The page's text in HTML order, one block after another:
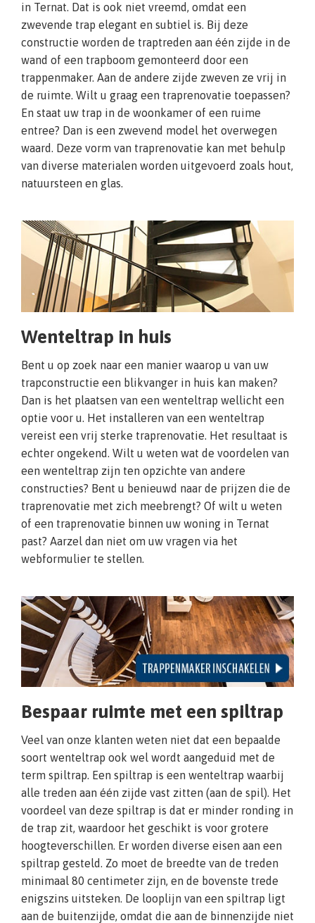
in Ternat. Dat is ook niet vreemd, omdat een
zwevende trap elegant en subtiel is. Bij deze
constructie worden de traptreden aan één zijde in de
wand of een trapboom gemonteerd door een
trappenmaker. Aan de andere zijde zweven ze vrij in
de ruimte. Wilt u graag een traprenovatie toepassen?
En staat uw trap in de woonkamer of een ruime
entree? Dan is een zwevend model het overwegen
waard. Deze vorm van traprenovatie kan met behulp
van diverse materialen worden uitgevoerd zoals hout,
natuursteen en glas.
Wenteltrap in huis
Bent u op zoek naar een manier waarop u van uw
trapconstructie een blikvanger in huis kan maken?
Dan is het plaatsen van een wenteltrap wellicht een
optie voor u. Het installeren van een wenteltrap
vereist een vrij sterke traprenovatie. Het resultaat is
echter ongekend. Wilt u weten wat de voordelen van
een wenteltrap zijn ten opzichte van andere
constructies? Bent u benieuwd naar de prijzen die de
traprenovatie met zich meebrengt? Of wilt u weten
of een traprenovatie binnen uw woning in Ternat
past? Aarzel dan niet om uw vragen via het
webformulier te stellen.
Bespaar ruimte met een spiltrap
Veel van onze klanten weten niet dat een bepaalde
soort wenteltrap ook wel wordt aangeduid met de
term spiltrap. Een spiltrap is een wenteltrap waarbij
alle treden aan één zijde vast zitten (aan de spil). Het
voordeel van deze spiltrap is dat er minder ronding in
de trap zit, waardoor het geschikt is voor grotere
hoogteverschillen. Er worden diverse eisen aan een
spiltrap gesteld. Zo moet de breedte van de treden
minimaal 80 centimeter zijn, en de bovenste trede
enigszins uitsteken. De looplijn van een spiltrap ligt
aan de buitenzijde, omdat die aan de binnenzijde niet